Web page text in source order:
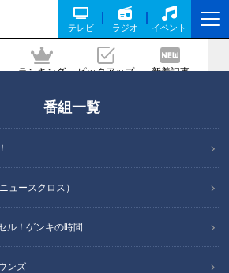
テレビ ラジオ イベント
ランキング ピックアップ 新着記事
番組一覧
ュースクロス）
ル！ゲンキの時間
ンズ
ぷら中華』をいただきま
！】